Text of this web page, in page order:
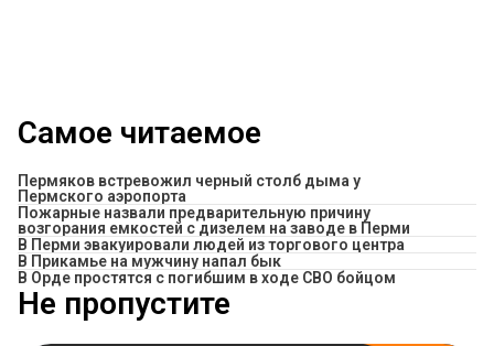
Самое читаемое
Пермяков встревожил черный столб дыма у
Пермского аэропорта
Пожарные назвали предварительную причину
возгорания емкостей с дизелем на заводе в Перми
В Перми эвакуировали людей из торгового центра
​В Прикамье на мужчину напал бык
В Орде простятся с погибшим в ходе СВО бойцом
Не пропустите